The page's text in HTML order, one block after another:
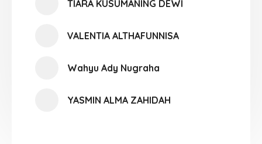
TIARA KUSUMANING DEWI
VALENTIA ALTHAFUNNISA
Wahyu Ady Nugraha
YASMIN ALMA ZAHIDAH